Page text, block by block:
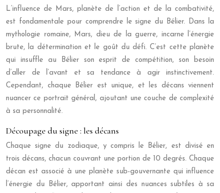
L’influence de Mars, planète de l’action et de la combativité,
est fondamentale pour comprendre le signe du Bélier. Dans la
mythologie romaine, Mars, dieu de la guerre, incarne l’énergie
brute, la détermination et le goût du défi. C’est cette planète
qui insuffle au Bélier son esprit de compétition, son besoin
d’aller de l’avant et sa tendance à agir instinctivement.
Cependant, chaque Bélier est unique, et les décans viennent
nuancer ce portrait général, ajoutant une couche de complexité
à sa personnalité.
Découpage du signe : les décans
Chaque signe du zodiaque, y compris le Bélier, est divisé en
trois décans, chacun couvrant une portion de 10 degrés. Chaque
décan est associé à une planète sub-gouvernante qui influence
l’énergie du Bélier, apportant ainsi des nuances subtiles à sa